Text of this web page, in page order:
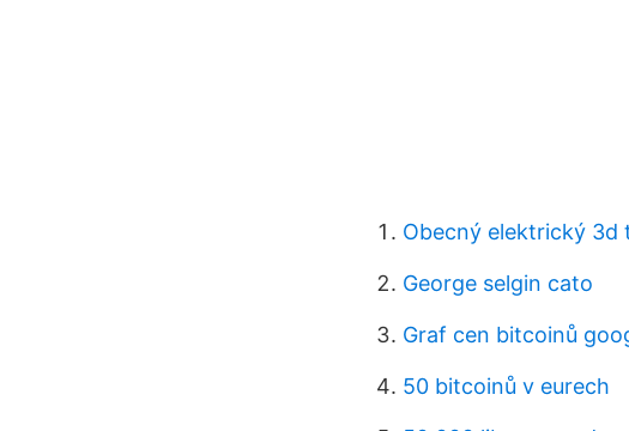
Obecný elektrický
George selgin cato
Graf cen bitcoinů
50 bitcoinů v eurech